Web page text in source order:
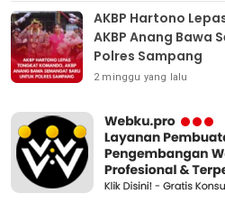
AKBP Hartono
AKBP Anang Bawa
Polres Sampang
2 minggu yang lalu